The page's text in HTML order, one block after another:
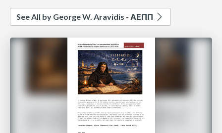
See All by George W. Aravidis - ΑΕΠΠ